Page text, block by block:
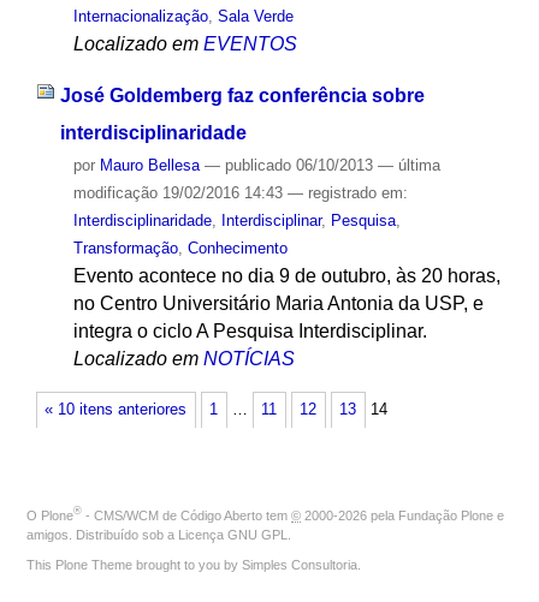
Internacionalização, Sala Verde
Localizado em EVENTOS
José Goldemberg faz conferência sobre
interdisciplinaridade
por Mauro Bellesa — publicado06/10/2013 — última
modificação19/02/2016 14:43 — registrado em:
Interdisciplinaridade, Interdisciplinar, Pesquisa,
Transformação, Conhecimento
Evento acontece no dia 9 de outubro, às 20 horas,
no Centro Universitário Maria Antonia da USP, e
integra o ciclo A Pesquisa Interdisciplinar.
Localizado em NOTÍCIAS
« 10 itens anteriores 1 … 11 12 13 14
O Plone® - CMS/WCM de Código Aberto tem © 2000-2026 pela Fundação Plone e
amigos. Distribuído sob a Licença GNU GPL
This Plone Theme brought to you by Simples Consultoria